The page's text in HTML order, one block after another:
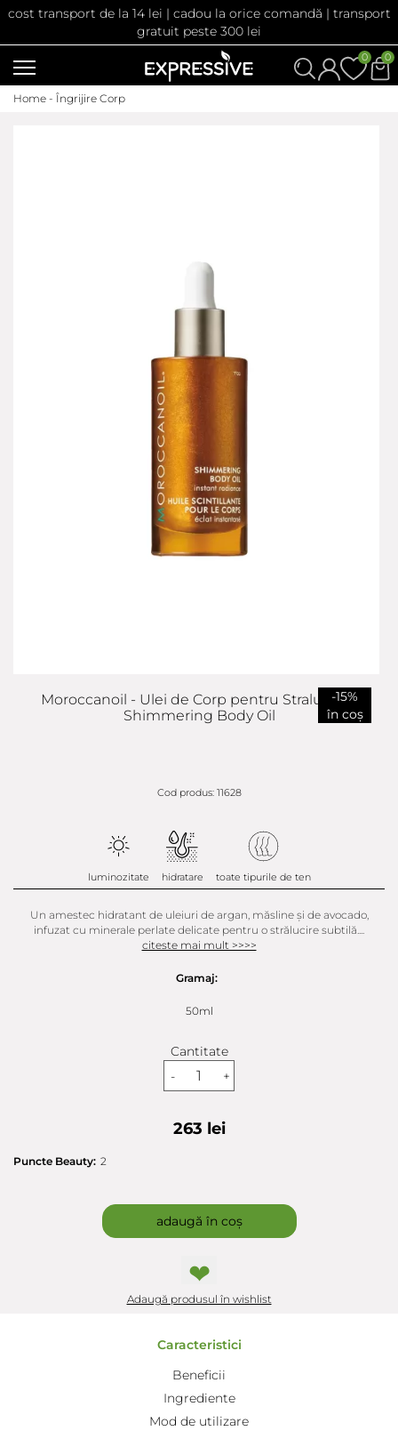
cost transport de la 14 lei | cadou la orice comandă | transport
gratuit peste 300 lei
0
0
Home - Îngrijire Corp
Moroccanoil - Ulei de Corp pentru Stralucire -
Shimmering Body Oil
-15%
în coș
Cod produs: 11628
luminozitate hidratare toate tipurile de ten
Un amestec hidratant de uleiuri de argan, măsline și de avocado,
infuzat cu minerale perlate delicate pentru o strălucire subtilă....
citeste mai mult >>>>
Gramaj:
50ml
Cantitate
-
+
263 lei
Puncte Beauty: 2
adaugă în coș
❤
Adaugă produsul în wishlist
Caracteristici
Beneficii
Ingrediente
Mod de utilizare